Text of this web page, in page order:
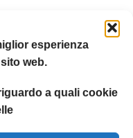
esperienza
web.
a quali cookie